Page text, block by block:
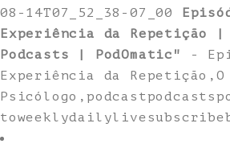
08-14T07_52_38-07_00
Experiência da Repetição |
Podcasts | PodOmatic"
-
Experiência da Repetição,O